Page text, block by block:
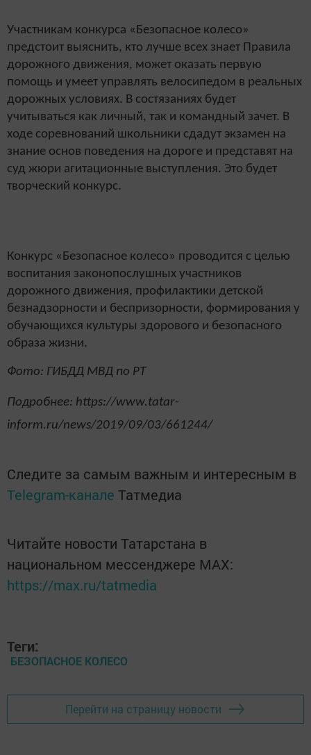
Участникам конкурса «Безопасное колесо»
предстоит выяснить, кто лучше всех знает Правила
дорожного движения, может оказать первую
помощь и умеет управлять велосипедом в реальных
дорожных условиях. В состязаниях будет
учитываться как личный, так и командный зачет. В
ходе соревнований школьники сдадут экзамен на
знание основ поведения на дороге и представят на
суд жюри агитационные выступления. Это будет
творческий конкурс.
Конкурс «Безопасное колесо» проводится с целью
воспитания законопослушных участников
дорожного движения, профилактики детской
безнадзорности и беспризорности, формирования у
обучающихся культуры здорового и безопасного
образа жизни.
Фото: ГИБДД МВД по РТ
Подробнее: https://www.tatar-
inform.ru/news/2019/09/03/661244/
Следите за самым важным и интересным в
Telegram-канале Татмедиа
Читайте новости Татарстана в
национальном мессенджере MАХ:
https://max.ru/tatmedia
Теги:
БЕЗОПАСНОЕ КОЛЕСО
Перейти на страницу новости